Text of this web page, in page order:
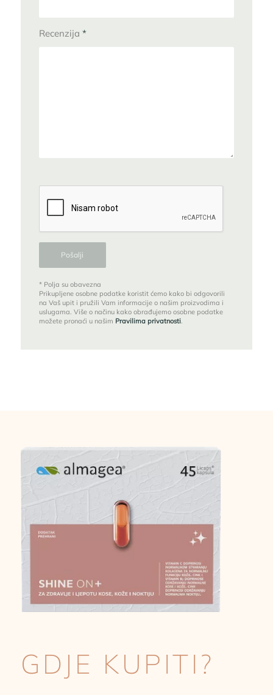
Recenzija *
* Polja su obavezna
Prikupljene osobne podatke koristit ćemo kako bi odgovorili
na Vaš upit i pružili Vam informacije o našim proizvodima i
uslugama. Više o načinu kako obrađujemo osobne podatke
možete pronaći u našim Pravilima privatnosti.
GDJE KUPITI?